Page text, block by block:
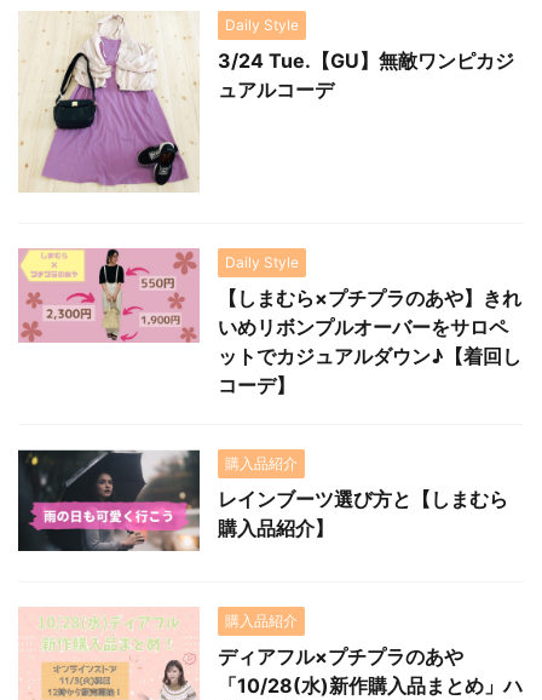
Daily Style
3/24 Tue.【GU】無敵ワンピカジ
ュアルコーデ
Daily Style
【しまむら×プチプラのあや】きれ
いめリボンプルオーバーをサロペ
ットでカジュアルダウン♪【着回し
コーデ】
購入品紹介
レインブーツ選び方と【しまむら
購入品紹介】
購入品紹介
ディアフル×プチプラのあや
「10/28(水)新作購入品まとめ」ハ